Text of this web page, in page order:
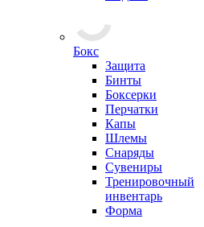
Бокс
Защита
Бинты
Боксерки
Перчатки
Капы
Шлемы
Снаряды
Сувениры
Тренировочный
инвентарь
Форма